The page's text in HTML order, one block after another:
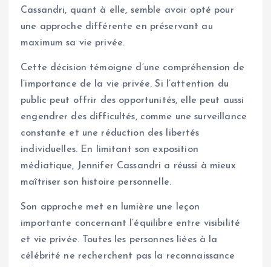
Cassandri, quant à elle, semble avoir opté pour
une approche différente en préservant au
maximum sa vie privée.
Cette décision témoigne d’une compréhension de
l’importance de la vie privée. Si l’attention du
public peut offrir des opportunités, elle peut aussi
engendrer des difficultés, comme une surveillance
constante et une réduction des libertés
individuelles. En limitant son exposition
médiatique, Jennifer Cassandri a réussi à mieux
maîtriser son histoire personnelle.
Son approche met en lumière une leçon
importante concernant l’équilibre entre visibilité
et vie privée. Toutes les personnes liées à la
célébrité ne recherchent pas la reconnaissance